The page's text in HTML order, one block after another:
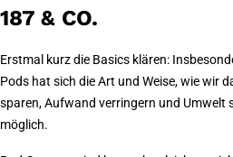
187 & CO.
Erstmal kurz die Basics klären:
Pods hat sich die Art und Weise, wie wir
sparen, Aufwand verringern und Umwelt
möglich.